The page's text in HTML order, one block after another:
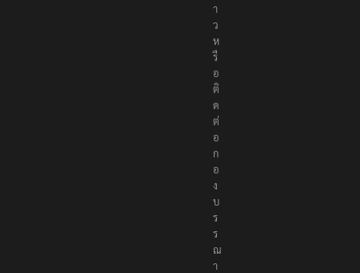
ข่
า
ว
ห
รื
อ
ติ
ด
ต่
อ
ก
อ
ง
บ
ร
ร
ณ